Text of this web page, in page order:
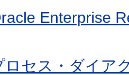
Enterprise
ロセス・ダイア